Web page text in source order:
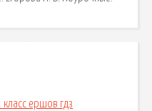
ершов гдз